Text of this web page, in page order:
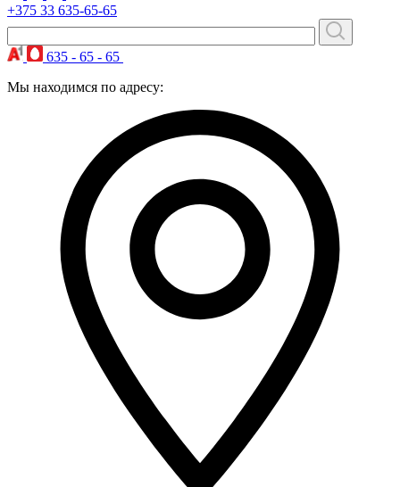
+375 33 635-65-65
635 - 65 - 65
Мы находимся по адресу: